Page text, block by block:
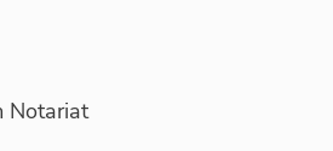
Notariat